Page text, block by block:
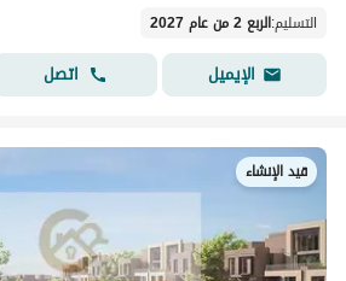
التسليم:الربع 2 من عام 2027
الإيميل اتصل
قيد الإنشاء